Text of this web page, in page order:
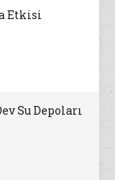
Etkisi
Su Depoları